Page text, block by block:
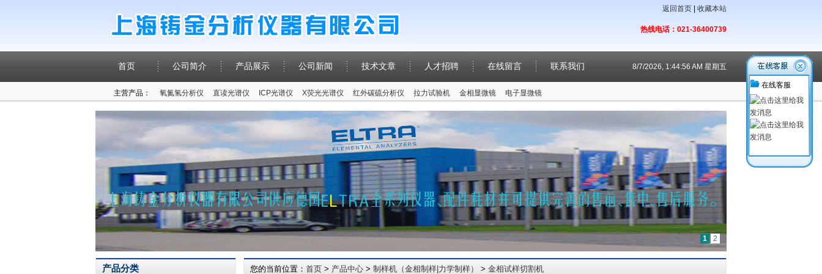
返回首页 收藏本站
热线电话：021-36400739
首页 公司简介 产品展示 公司新闻 技术文章 人才招聘 在线留言 联系我们 8/7/2026, 1:44:56 AM 星期五
主营产品： 氧氮氢分析仪 直读光谱仪 ICP光谱仪 X荧光光谱仪 红外碳硫分析仪 拉力试验机 金相显微镜 电子显微镜
1 2
产品分类 您的当前位置： 首页 > 产品中心 > 制样机（金相制样|力学制样） > 金相试样切割机
在线客服